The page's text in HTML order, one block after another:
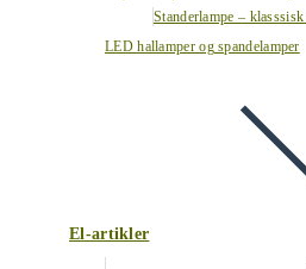
Standerlampe –
LED hallamper og spandelamper
El-artikler